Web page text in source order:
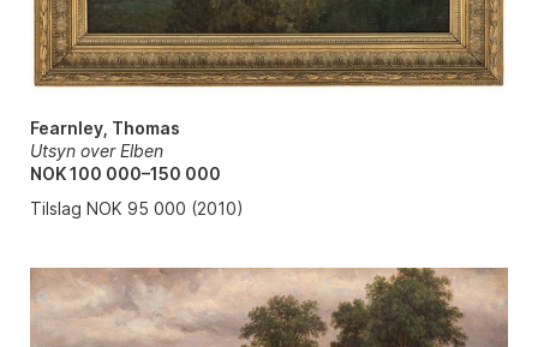
Fearnley, Thomas
Utsyn over Elben
NOK 100 000–150 000
Tilslag NOK 95 000 (2010)